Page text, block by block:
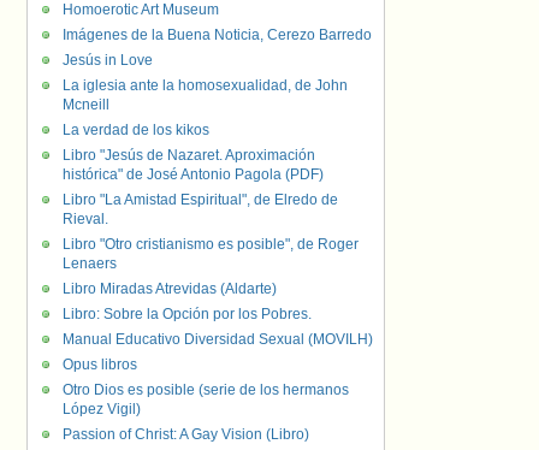
Homoerotic Art Museum
Imágenes de la Buena Noticia, Cerezo Barredo
Jesús in Love
La iglesia ante la homosexualidad, de John
Mcneill
La verdad de los kikos
Libro "Jesús de Nazaret. Aproximación
histórica" de José Antonio Pagola (PDF)
Libro "La Amistad Espiritual", de Elredo de
Rieval.
Libro "Otro cristianismo es posible", de Roger
Lenaers
Libro Miradas Atrevidas (Aldarte)
Libro: Sobre la Opción por los Pobres.
Manual Educativo Diversidad Sexual (MOVILH)
Opus libros
Otro Dios es posible (serie de los hermanos
López Vigil)
Passion of Christ: A Gay Vision (Libro)